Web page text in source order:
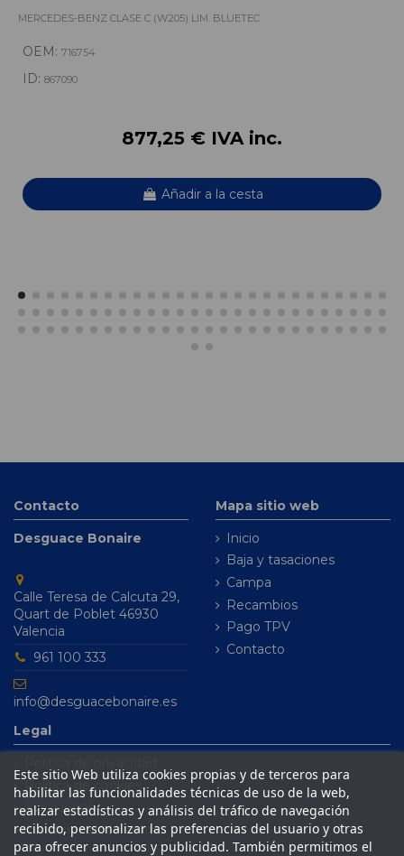
MERCEDES-BENZ CLASE C (W205) LIM. BLUETEC
OEM: 716754
ID: 867090
877,25 € IVA inc.
Añadir a la cesta
Contacto
Desguace Bonaire
Calle Teresa de Calcuta 29,
Quart de Poblet 46930
Valencia
961 100 333
info@desguacebonaire.es
Mapa sitio web
Inicio
Baja y tasaciones
Campa
Recambios
Pago TPV
Contacto
Legal
Política de cookies
Aviso legal
Condiciones de venta
Este sitio Web utiliza cookies propias y de terceros para
habilitar las funcionalidades técnicas de uso de la web,
realizar estadísticas y análisis del tráfico de navegación
recibido, personalizar las preferencias del usuario y otras
para ofrecer anuncios y publicidad. También permitimos el